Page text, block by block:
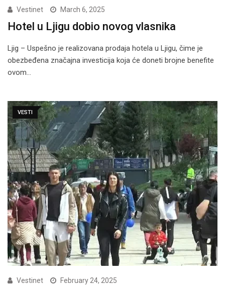
Vestinet March 6, 2025
Hotel u Ljigu dobio novog vlasnika
Ljig – Uspešno je realizovana prodaja hotela u Ljigu, čime je
obezbeđena značajna investicija koja će doneti brojne benefite
ovom…
VESTI
Vestinet February 24, 2025